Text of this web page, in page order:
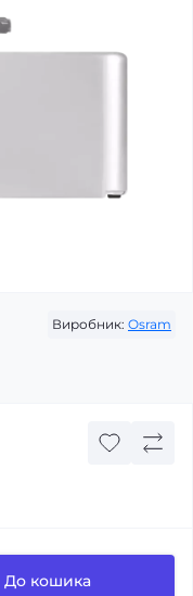
Виробник: Osram
До кошика